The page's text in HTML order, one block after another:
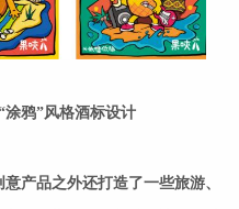
鸦”风格酒标设计
产品之外还打造了一些旅游、